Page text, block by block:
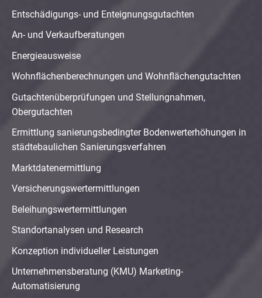
Entschädigungs- und Enteignungsgutachten
An- und Verkaufberatungen
Energieausweise
Wohnflächenberechnungen und Wohnflächengutachten
Gutachtenüberprüfungen und Stellungnahmen,
Obergutachten
Ermittlung sanierungsbedingter Bodenwerterhöhungen in
städtebaulichen Sanierungsverfahren
Marktdatenermittlung
Versicherungswertermittlungen
Beleihungswertermittlungen
Standortanalysen und Research
Konzeption individueller Leistungen
Unternehmensberatung (KMU) Marketing-
Automatisierung